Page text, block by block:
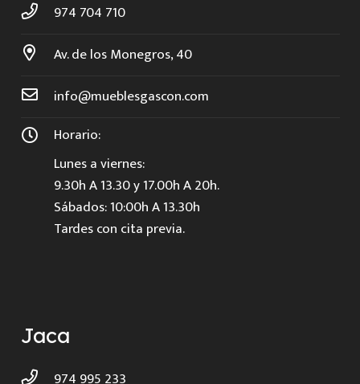
974 704 710
Av. de los Monegros, 40
info@mueblesgascon.com
Horario:
Lunes a viernes:
9.30h A 13.30 y 17.00h A 20h.
Sábados: 10:00h A 13.30h
Tardes con cita previa.
Jaca
974 995 233